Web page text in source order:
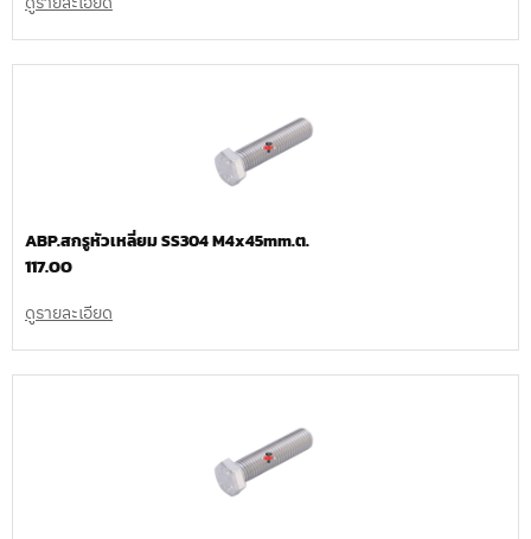
ABP.สกรูหัวเหลี่ยม SS304 M4x45mm.ต.
117.00
ดูรายละเอียด